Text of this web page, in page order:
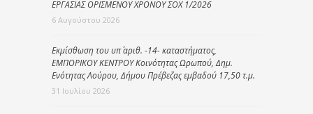
ΕΡΓΑΣΙΑΣ ΟΡΙΣΜΕΝΟΥ ΧΡΟΝΟΥ ΣΟΧ 1/2026
6 Αυγούστου 2026
Εκμίσθωση του υπ΄ αριθ. -14- καταστήματος,
ΕΜΠΟΡΙΚΟΥ ΚΕΝΤΡΟΥ Κοινότητας Ωρωπού, Δημ.
Ενότητας Λούρου, Δήμου Πρέβεζας εμβαδού 17,50 τ.μ.
31 Ιουλίου 2026